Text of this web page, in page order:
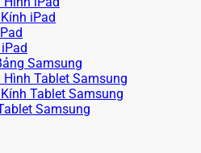
iPad
Samsung
Tablet Samsung
Tablet Samsung
Samsung